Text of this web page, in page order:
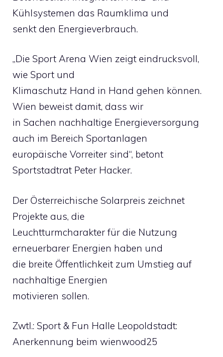
Kühlsystemen das Raumklima und
senkt den Energieverbrauch.
„Die Sport Arena Wien zeigt eindrucksvoll,
wie Sport und
Klimaschutz Hand in Hand gehen können.
Wien beweist damit, dass wir
in Sachen nachhaltige Energieversorgung
auch im Bereich Sportanlagen
europäische Vorreiter sind“, betont
Sportstadtrat Peter Hacker.
Der Österreichische Solarpreis zeichnet
Projekte aus, die
Leuchtturmcharakter für die Nutzung
erneuerbarer Energien haben und
die breite Öffentlichkeit zum Umstieg auf
nachhaltige Energien
motivieren sollen.
Zwtl.: Sport & Fun Halle Leopoldstadt:
Anerkennung beim wienwood25